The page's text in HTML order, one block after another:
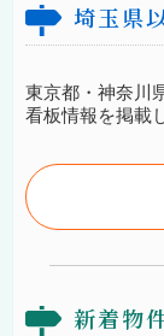
埼玉県
東京都・神奈川
看板情報を掲載
新着物